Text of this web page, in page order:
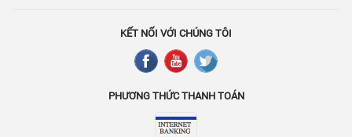
KẾT NỐI VỚI CHÚNG TÔI
PHƯƠNG THỨC THANH TOÁN